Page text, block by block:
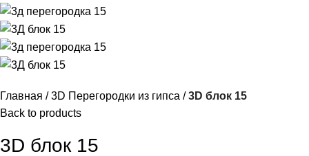
Главная 3D Перегородки из гипса
3D блок 15
Back to products
3D блок 15